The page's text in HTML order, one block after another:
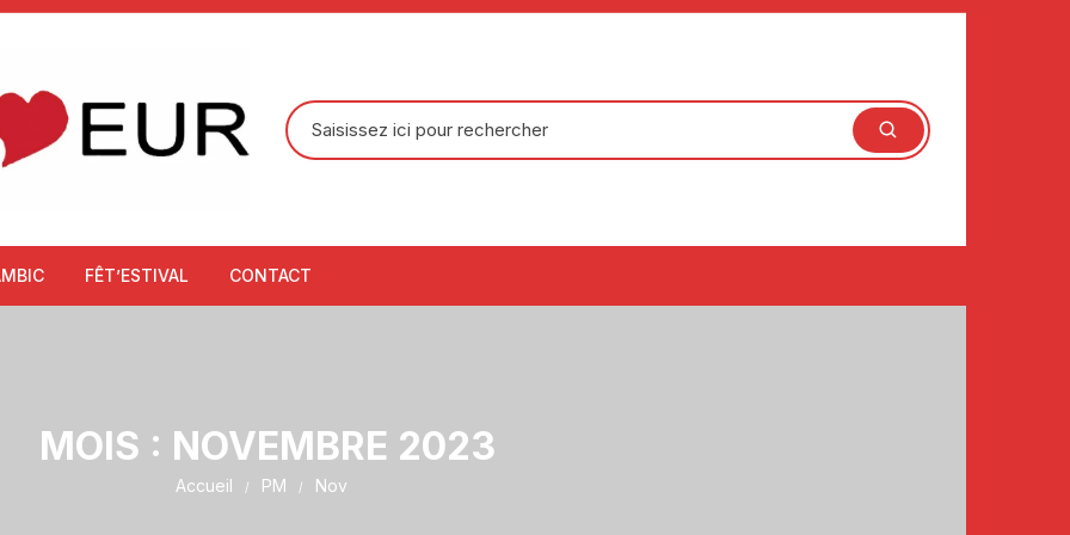
Recherche
pour
FÊT’ESTIVAL CONTACT
MOIS : NOVEMBRE 2023
Accueil PM Nov